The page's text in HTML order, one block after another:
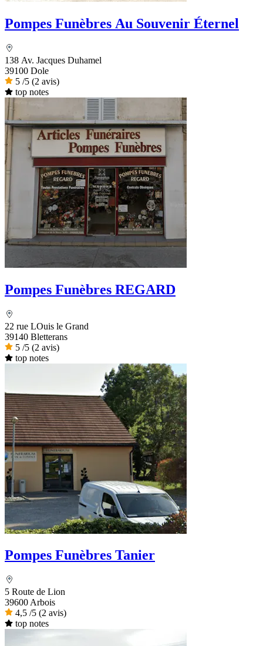
Pompes Funèbres Au Souvenir Éternel
138 Av. Jacques Duhamel
39100 Dole
5 /5 (2 avis)
top notes
Pompes Funèbres REGARD
22 rue LOuis le Grand
39140 Bletterans
5 /5 (2 avis)
top notes
Pompes Funèbres Tanier
5 Route de Lion
39600 Arbois
4,5 /5 (2 avis)
top notes